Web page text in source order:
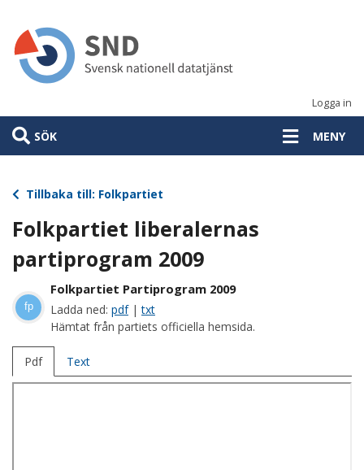
huvudinnehåll
Logga in
SÖK MENY
Tillbaka till: Folkpartiet
Folkpartiet liberalernas
partiprogram 2009
fp
Folkpartiet Partiprogram 2009
Ladda ned: pdf|txt
Hämtat från partiets officiella hemsida.
Pdf Text